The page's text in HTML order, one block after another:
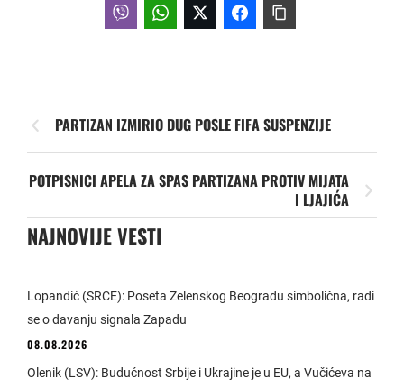
PARTIZAN IZMIRIO DUG POSLE FIFA SUSPENZIJE
POTPISNICI APELA ZA SPAS PARTIZANA PROTIV MIJATA
I LJAJIĆA
NAJNOVIJE VESTI
Lopandić (SRCE): Poseta Zelenskog Beogradu simbolična, radi
se o davanju signala Zapadu
08.08.2026
Olenik (LSV): Budućnost Srbije i Ukrajine je u EU, a Vučićeva na